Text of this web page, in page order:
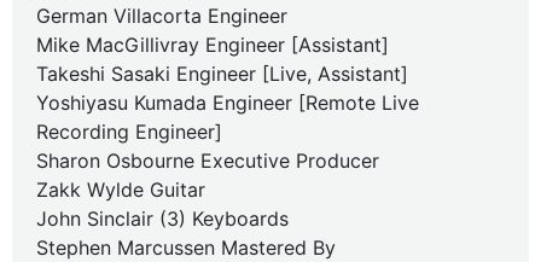
German Villacorta Engineer
Mike MacGillivray Engineer [Assistant]
Takeshi Sasaki Engineer [Live, Assistant]
Yoshiyasu Kumada Engineer [Remote Live
Recording Engineer]
Sharon Osbourne Executive Producer
Zakk Wylde Guitar
John Sinclair (3) Keyboards
Stephen Marcussen Mastered By